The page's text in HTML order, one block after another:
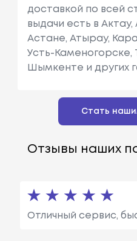
доставкой по всей
выдачи есть в
Астане, Атырау,
Усть-Каменогорске,
Шымкенте и других
Стать
Отзывы наших
Отличный сервис,